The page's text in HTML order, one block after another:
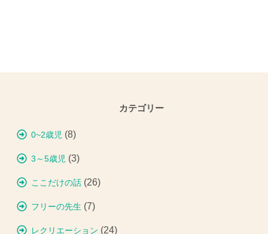
カテゴリー
0~2歳児 (8)
3～5歳児 (3)
ここだけの話 (26)
フリーの先生 (7)
レクリエーション (24)